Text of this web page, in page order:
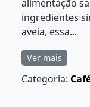
alimentação
ingredientes
aveia, essa...
Ver mais
Categoria: